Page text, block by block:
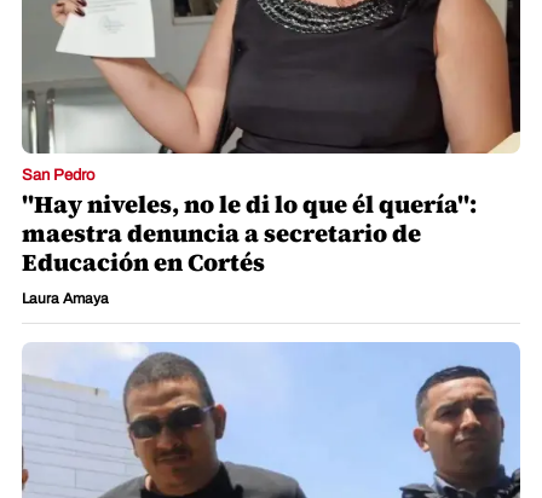
San Pedro
"Hay niveles, no le di lo que él quería":
maestra denuncia a secretario de
Educación en Cortés
Laura Amaya